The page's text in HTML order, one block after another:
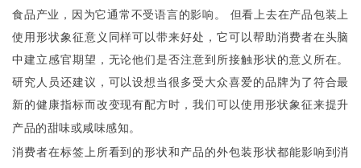
食品产业，因为它通常不受语言的影响。 但看上去在产品包装上
使用形状象征意义同样可以带来好处，它可以帮助消费者在头脑
中建立感官期望，无论他们是否注意到所接触形状的意义所在。
研究人员还建议，可以设想当很多受大众喜爱的品牌为了符合最
新的健康指标而改变现有配方时，我们可以使用形状象征来提升
产品的甜味或咸味感知。
消费者在标签上所看到的形状和产品的外包装形状都能影响到消